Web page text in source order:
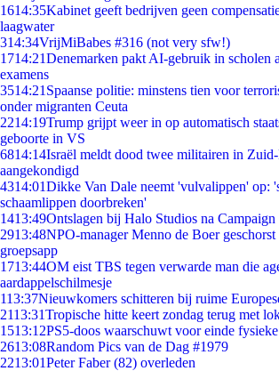
1614:35Kabinet geeft bedrijven geen
laagwater
314:34VrijMiBabes #316 (not very sfw!)
1714:21Denemarken pakt AI-gebruik in scholen
examens
3514:21 Spaanse politie: minstens tien voor
onder migranten Ceuta
2214:19Trump grijpt weer in op automatisch
geboorte in VS
6814:14Israël meldt dood twee militairen in
aangekondigd
4314:01Dikke Van Dale neemt 'vulvalippen' op:
schaamlippen doorbreken'
1413:49Ontslagen bij Halo Studios na
2913:48NPO-manager Menno de Boer
groepsapp
1713:44OM eist TBS tegen verwarde man die
aardappelschilmesje
113:37Nieuwkomers schitteren bij ruime
2113:31Tropische hitte keert zondag terug met
1513:12PS5-doos waarschuwt voor einde
2613:08Random Pics van de Dag #1979
2213:01Peter Faber (82) overleden